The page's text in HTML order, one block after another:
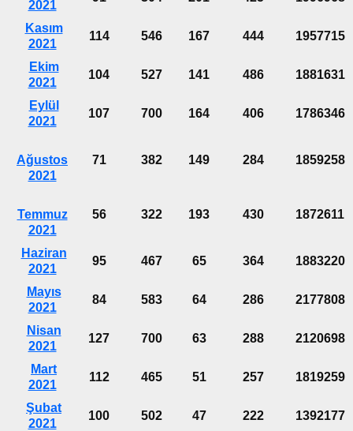
2021
Kasım
2021
114 546 167 444 1957715
Ekim
2021
104 527 141 486 1881631
Eylül
2021
107 700 164 406 1786346
Ağustos
2021
71 382 149 284 1859258
Temmuz
2021
56 322 193 430 1872611
Haziran
2021
95 467 65 364 1883220
Mayıs
2021
84 583 64 286 2177808
Nisan
2021
127 700 63 288 2120698
Mart
2021
112 465 51 257 1819259
Şubat
2021
100 502 47 222 1392177